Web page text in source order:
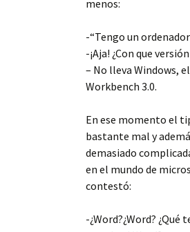
menos:
-“Tengo un
-¡Aja! ¿Con que
– No lleva Windows,
Workbench 3.0.
En ese momento el
bastante mal y
demasiado
en el mundo de
contestó:
-¿Word?¿Word?